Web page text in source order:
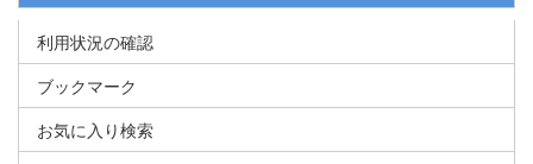
利用状況の確認
ブックマーク
お気に入り検索